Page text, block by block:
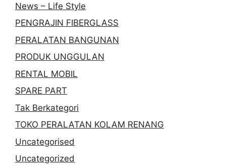
News – Life Style
PENGRAJIN FIBERGLASS
PERALATAN BANGUNAN
PRODUK UNGGULAN
RENTAL MOBIL
SPARE PART
Tak Berkategori
TOKO PERALATAN KOLAM RENANG
Uncategorised
Uncategorized